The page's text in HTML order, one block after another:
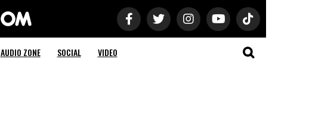
AUDIO ZONE SOCIAL VIDEO